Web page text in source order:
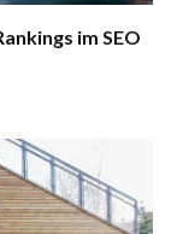
im SEO